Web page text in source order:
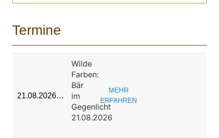
Termine
21.08.2026…
Wilde
Farben:
Bär
im
Gegenlicht
21.08.2026
MEHR
ERFAHREN